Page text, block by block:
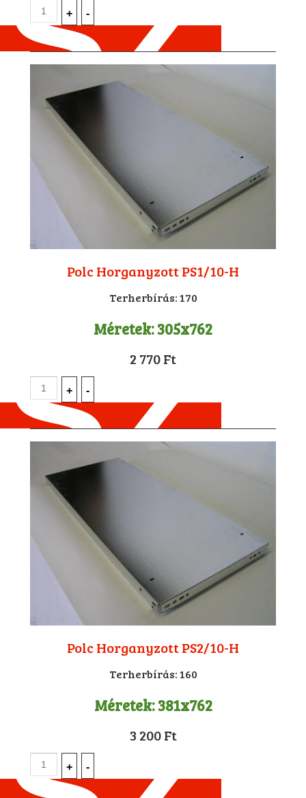
Polc Horganyzott PS1/10-H
Terherbírás:170
Méretek:305x762
2 770 Ft
Polc Horganyzott PS2/10-H
Terherbírás:160
Méretek:381x762
3 200 Ft